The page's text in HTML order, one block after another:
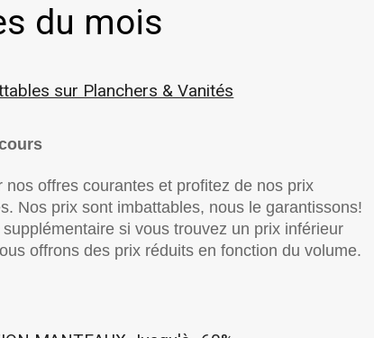
du mois
sur Planchers & Vanités
nos offres courantes et profitez de nos prix
Nos prix sont imbattables, nous le garantissons!
si vous trouvez un prix inférieur
offrons des prix réduits en fonction du volume.